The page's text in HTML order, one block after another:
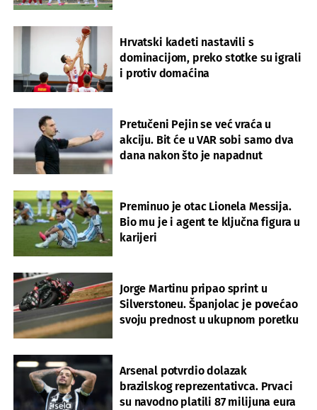
Hrvatski kadeti nastavili s
dominacijom, preko stotke su igrali
i protiv domaćina
Pretučeni Pejin se već vraća u
akciju. Bit će u VAR sobi samo dva
dana nakon što je napadnut
Preminuo je otac Lionela Messija.
Bio mu je i agent te ključna figura u
karijeri
Jorge Martinu pripao sprint u
Silverstoneu. Španjolac je povećao
svoju prednost u ukupnom poretku
Arsenal potvrdio dolazak
brazilskog reprezentativca. Prvaci
su navodno platili 87 milijuna eura